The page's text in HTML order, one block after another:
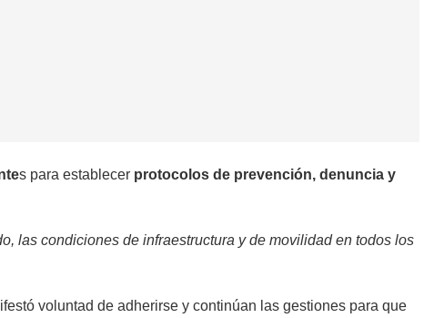
s para establecer protocolos de prevención, denuncia y
las condiciones de infraestructura y de movilidad en todos los
voluntad de adherirse y continúan las gestiones para que